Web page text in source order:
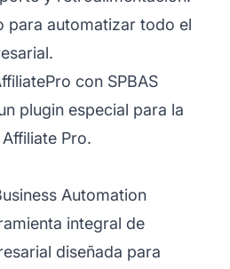
para automatizar todo el
con SPBAS
plugin especial para la
Pro.
Automation
integral de
diseñada para